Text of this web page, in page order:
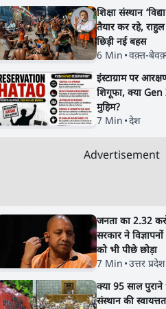
अतुल लिमये बोले थे-
नेशनल'
शिक्षा संस्थान
तैयार कर रहे,
छिड़ी नई बहस
6 Min •वक़्त-
इंस्टाग्राम पर
शिगूफा, क्या Gen
मुहिम?
7 Min •देश
Advertisement
जनता का 2.32
सरकार ने
को भी पीछे छोड़ा
7 Min •उत्तर प्रदेश
क्या 95 साल पुराने
संस्थान की